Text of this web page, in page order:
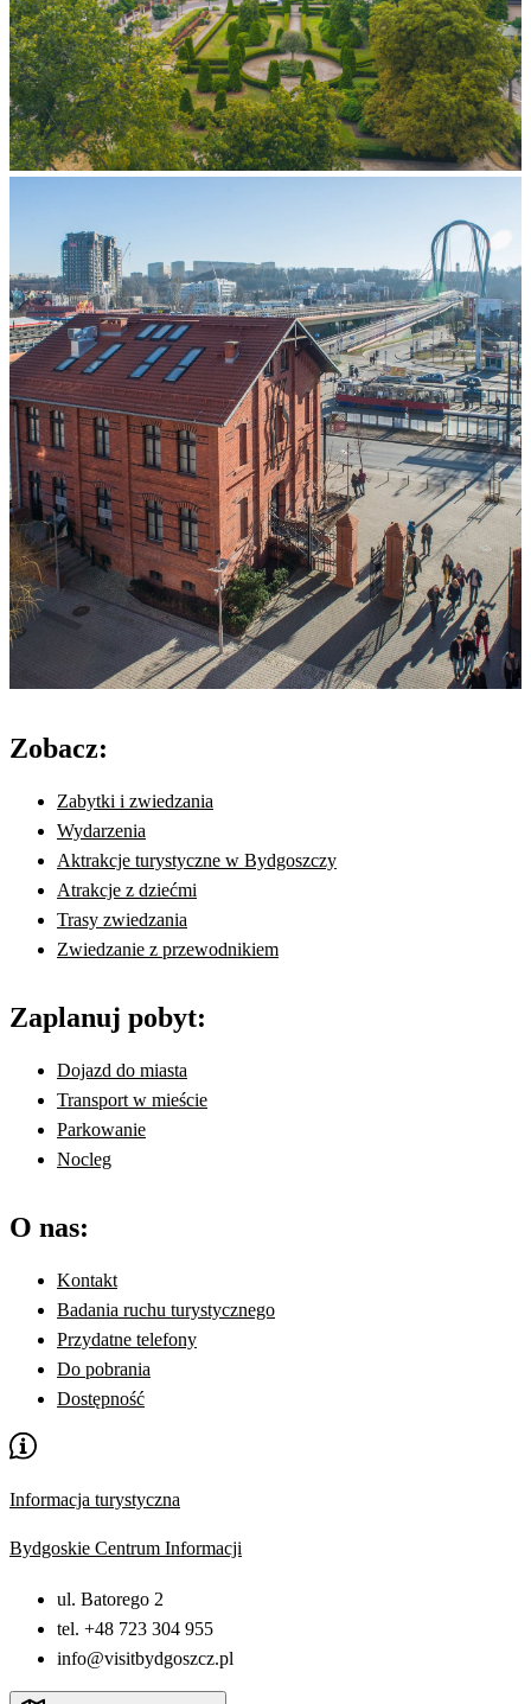
Zobacz:
Zabytki i zwiedzania
Wydarzenia
Aktrakcje turystyczne w Bydgoszczy
Atrakcje z dziećmi
Trasy zwiedzania
Zwiedzanie z przewodnikiem
Zaplanuj pobyt:
Dojazd do miasta
Transport w mieście
Parkowanie
Nocleg
O nas:
Kontakt
Badania ruchu turystycznego
Przydatne telefony
Do pobrania
Dostępność
Informacja turystyczna
Bydgoskie Centrum Informacji
ul. Batorego 2
tel. +48 723 304 955
info@visitbydgoszcz.pl